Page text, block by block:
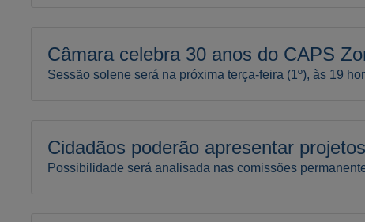
Câmara celebra 30 anos do CAPS
Sessão solene será na próxima terça-feira (1º), às 19
Cidadãos poderão apresentar
Possibilidade será analisada nas comissões